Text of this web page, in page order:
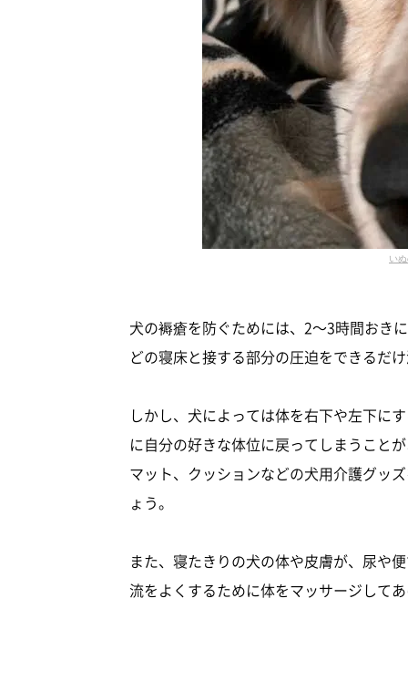
い
犬の褥瘡を防ぐためには、2～3時間おき
どの寝床と接する部分の圧迫をできるだ
しかし、犬によっては体を右下や左下に
に自分の好きな体位に戻ってしまうこと
マット、クッションなどの犬用介護グッ
ょう。
また、寝たきりの犬の体や皮膚が、尿や
流をよくするために体をマッサージして